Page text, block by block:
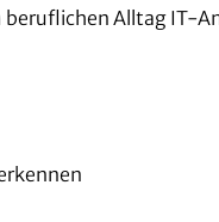
beruflichen Alltag IT-